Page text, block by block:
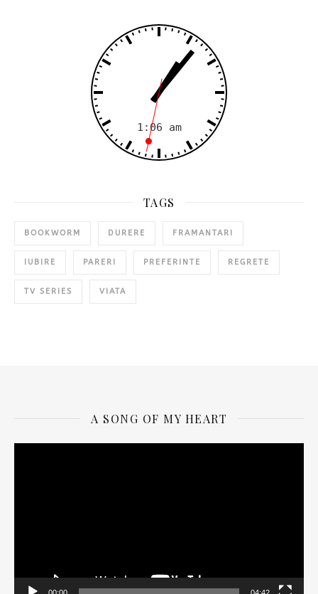
TAGS
BOOKWORM DURERE FRAMANTARI
IUBIRE PARERI PREFERINTE REGRETE
TV SERIES VIATA
A SONG OF MY HEART